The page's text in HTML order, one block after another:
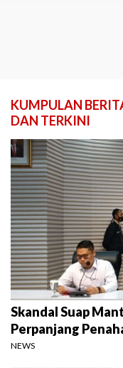
KUMPULAN
DAN TERKINI
Skandal Suap
Perpanjang
NEWS